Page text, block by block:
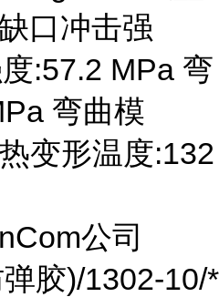
口冲击强
:57.2 MPa 弯
弯曲模
变形温度:132
公司
胶)/1302-10/*